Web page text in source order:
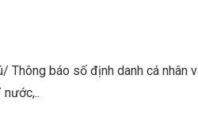
Thông báo số định danh cá nhân